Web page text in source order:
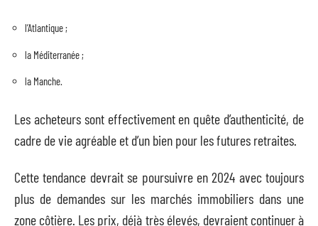
l’Atlantique ;
la Méditerranée ;
la Manche.
Les acheteurs sont effectivement en quête d’authenticité, de
cadre de vie agréable et d’un bien pour les futures retraites.
Cette tendance devrait se poursuivre en 2024 avec toujours
plus de demandes sur les marchés immobiliers dans une
zone côtière. Les prix, déjà très élevés, devraient continuer à